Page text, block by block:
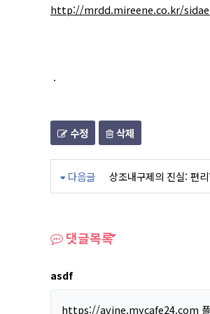
http://mrdd.mireene.co.kr/
.
수정 삭제
다음글 상조내구제의 진실: 편
댓글목록
asdf
https://avine.mycafe24.com